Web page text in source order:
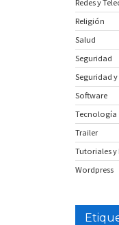
Redes y
Religión
Salud
Seguridad
Seguridad
Software
Tecnología
Trailer
Tutoriales y
Wordpress